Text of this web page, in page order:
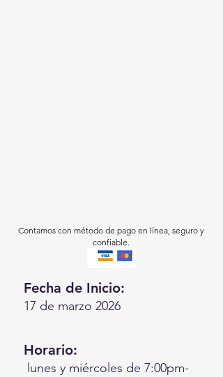
Contamos con método de pago en línea, seguro y
confiable.
Fecha de Inicio:
17 de marzo 2026
Horario:
lunes y miércoles de 7:00pm-